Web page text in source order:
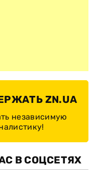
ZN.UA
независимую
В СОЦСЕТЯХ